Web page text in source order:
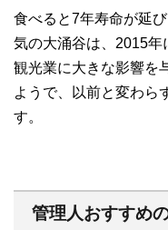
食べると7年寿命が延び
気の大涌谷は、2015
観光業に大きな影響を
ようで、以前と変わら
す。
管理人おすすめ